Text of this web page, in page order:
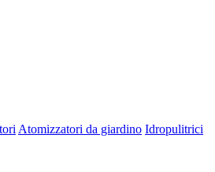
Atomizzatori da giardino Idropulitrici